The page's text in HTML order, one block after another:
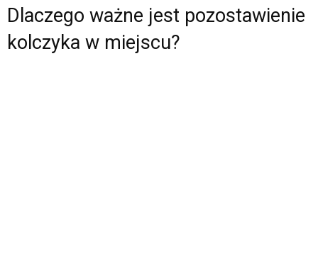
Dlaczego ważne jest pozostawienie
kolczyka w miejscu?